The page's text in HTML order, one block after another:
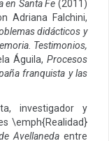
en Santa Fe (2011)
Adriana Falchini,
didácticos y
Testimonios,
Águila, Procesos
franquista y las
investigador y
\emph{Realidad}
Avellaneda entre